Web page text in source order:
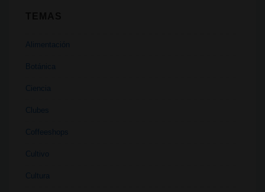
Alimentación
Botánica
Ciencia
Clubes
Coffeeshops
Cultivo
Cultura